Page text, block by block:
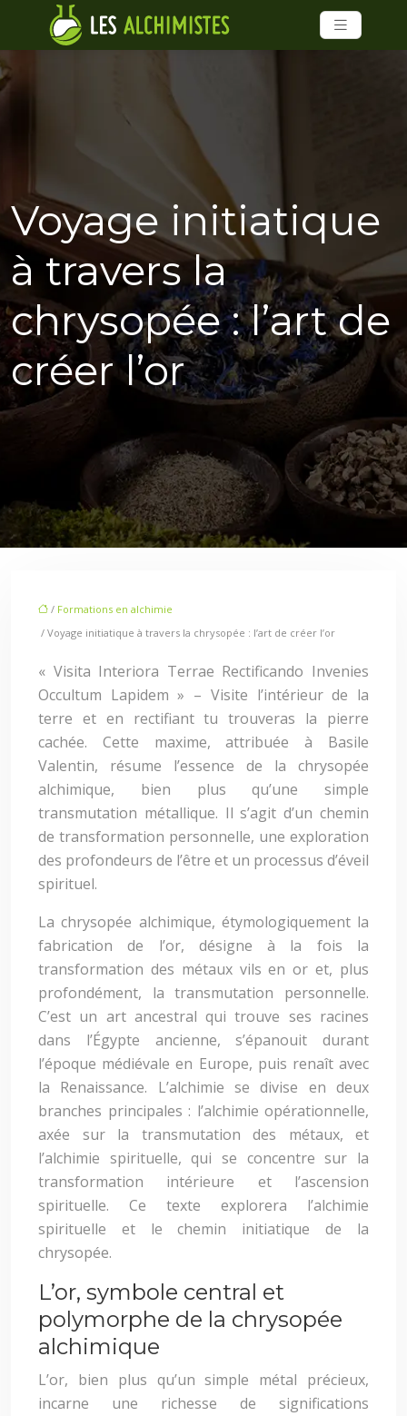
Voyage initiatique
à travers la
chrysopée : l’art de
créer l’or
/ Formations en alchimie
/ Voyage initiatique à travers la chrysopée : l’art de créer l’or
« Visita Interiora Terrae Rectificando Invenies
Occultum Lapidem » – Visite l’intérieur de la
terre et en rectifiant tu trouveras la pierre
cachée. Cette maxime, attribuée à Basile
Valentin, résume l’essence de la chrysopée
alchimique, bien plus qu’une simple
transmutation métallique. Il s’agit d’un chemin
de transformation personnelle, une exploration
des profondeurs de l’être et un processus d’éveil
spirituel.
La chrysopée alchimique, étymologiquement la
fabrication de l’or, désigne à la fois la
transformation des métaux vils en or et, plus
profondément, la transmutation personnelle.
C’est un art ancestral qui trouve ses racines
dans l’Égypte ancienne, s’épanouit durant
l’époque médiévale en Europe, puis renaît avec
la Renaissance. L’alchimie se divise en deux
branches principales : l’alchimie opérationnelle,
axée sur la transmutation des métaux, et
l’alchimie spirituelle, qui se concentre sur la
transformation intérieure et l’ascension
spirituelle. Ce texte explorera l’alchimie
spirituelle et le chemin initiatique de la
chrysopée.
L’or, symbole central et
polymorphe de la chrysopée
alchimique
L’or, bien plus qu’un simple métal précieux,
incarne une richesse de significations